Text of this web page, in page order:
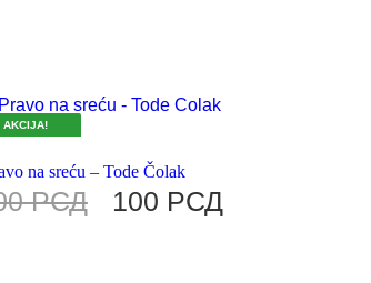
AKCIJA!
na sreću – Tode Čolak
РСД 100 РСД